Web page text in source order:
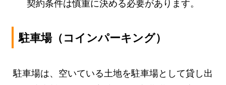
駐車場（コインパーキング）
駐車場は、空いている土地を駐車場として貸し出